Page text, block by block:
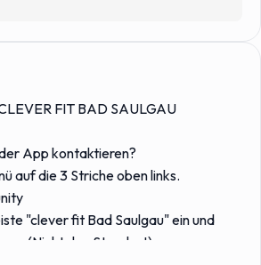
FIT BAD SAULGAU
App kontaktieren?
auf die 3 Striche oben links.
"clever fit Bad Saulgau" ein und
(Nicht den Standort)